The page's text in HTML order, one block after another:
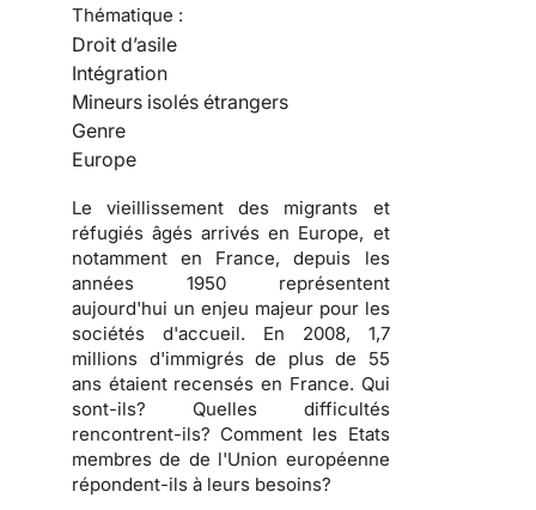
Thématique :
Droit d’asile
Intégration
Mineurs isolés étrangers
Genre
Europe
Le vieillissement des migrants et
réfugiés âgés arrivés en Europe, et
notamment en France, depuis les
années 1950 représentent
aujourd'hui un enjeu majeur pour les
sociétés d'accueil. En 2008, 1,7
millions d'immigrés de plus de 55
ans étaient recensés en France. Qui
sont-ils? Quelles difficultés
rencontrent-ils? Comment les Etats
membres de de l'Union européenne
répondent-ils à leurs besoins?